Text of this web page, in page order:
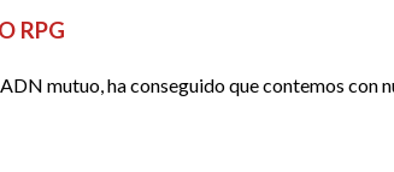
RPG
mutuo, ha conseguido que contemos